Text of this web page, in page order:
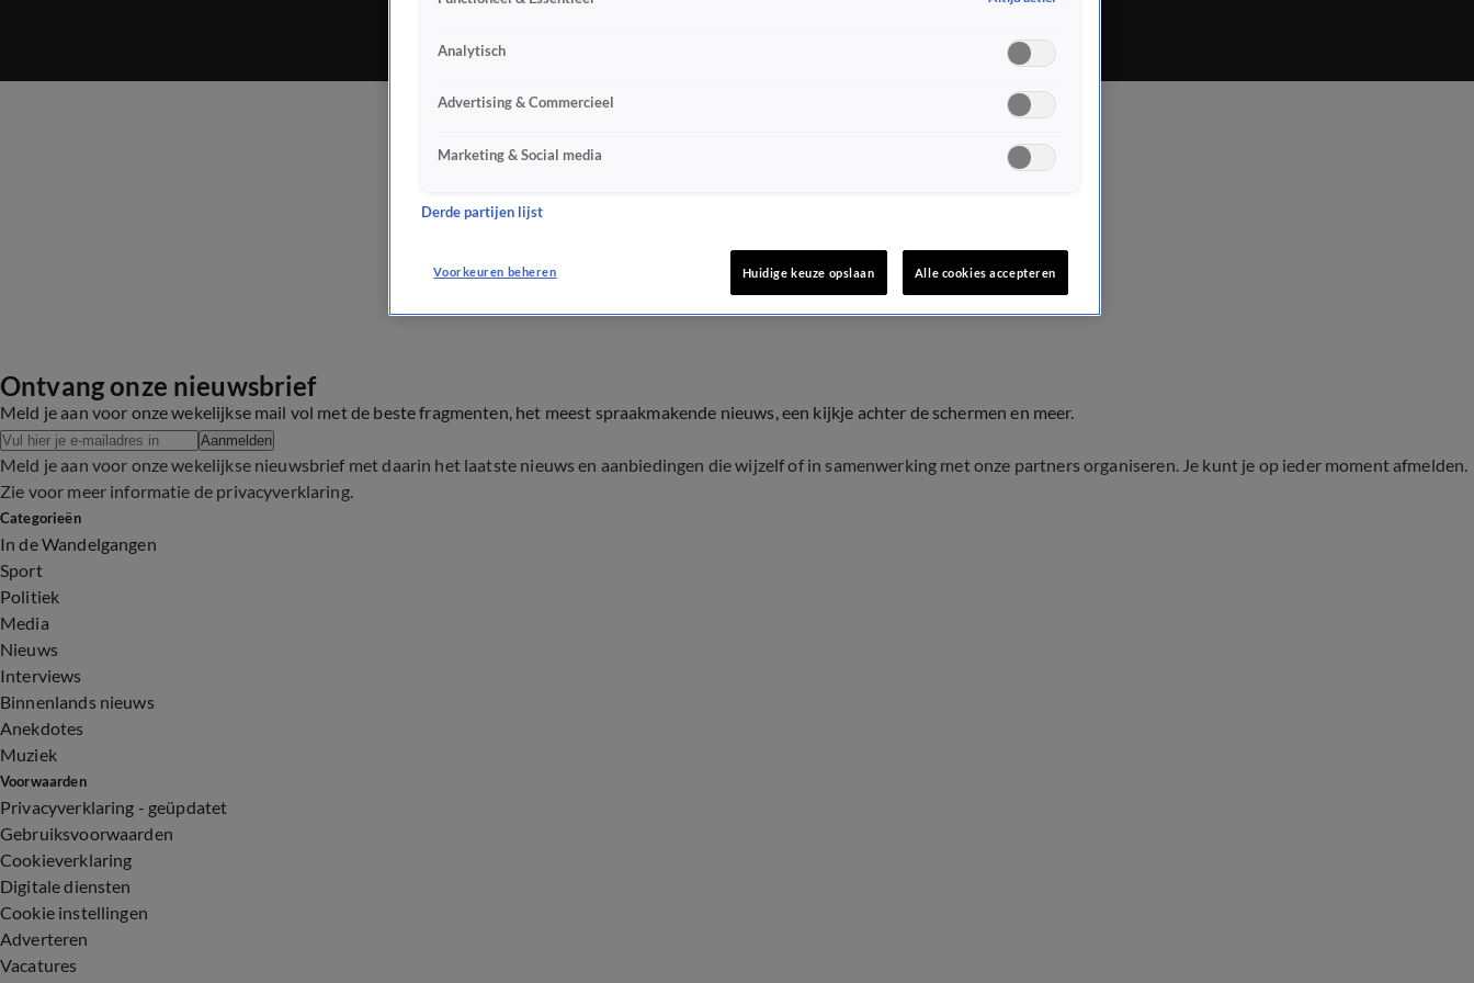
Ontvang onze nieuwsbrief
Meld je aan voor onze wekelijkse mail vol met de beste fragmenten, het meest spraakmakende nieuws, een kijkje achter de schermen en meer.
Aanmelden
Meld je aan voor onze wekelijkse nieuwsbrief met daarin het laatste nieuws en aanbiedingen die wijzelf of in samenwerking met onze partners organiseren. Je kunt je op ieder moment afmelden.
Zie voor meer informatie de privacyverklaring.
Categorieën
In de Wandelgangen
Sport
Politiek
Media
Nieuws
Interviews
Binnenlands nieuws
Anekdotes
Muziek
Voorwaarden
Privacyverklaring - geüpdatet
Gebruiksvoorwaarden
Cookieverklaring
Digitale diensten
Cookie instellingen
Adverteren
Vacatures
Analytisch
Advertising & Commercieel
Marketing & Social media
Derde partijen lijst
Voorkeuren beheren Huidige keuze opslaan Alle cookies accepteren